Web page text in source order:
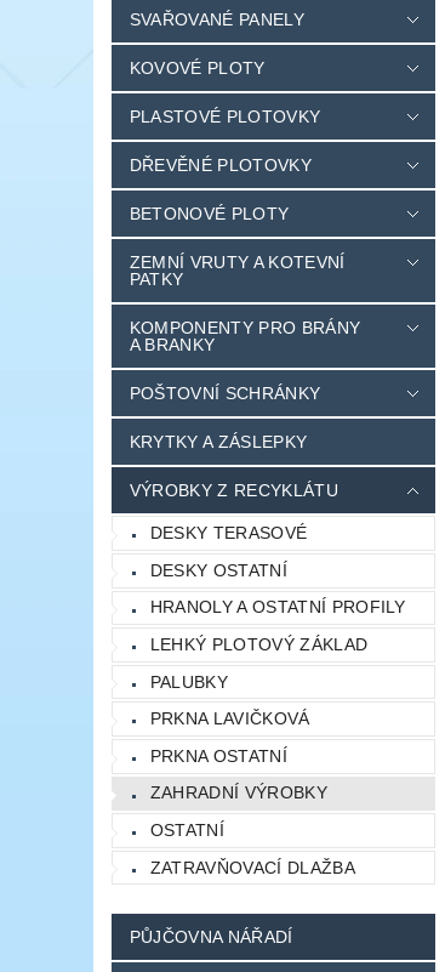
SVAŘOVANÉ PANELY
KOVOVÉ PLOTY
PLASTOVÉ PLOTOVKY
DŘEVĚNÉ PLOTOVKY
BETONOVÉ PLOTY
ZEMNÍ VRUTY A KOTEVNÍ
PATKY
KOMPONENTY PRO BRÁNY
A BRANKY
POŠTOVNÍ SCHRÁNKY
KRYTKY A ZÁSLEPKY
VÝROBKY Z RECYKLÁTU
DESKY TERASOVÉ
DESKY OSTATNÍ
HRANOLY A OSTATNÍ PROFILY
LEHKÝ PLOTOVÝ ZÁKLAD
PALUBKY
PRKNA LAVIČKOVÁ
PRKNA OSTATNÍ
ZAHRADNÍ VÝROBKY
OSTATNÍ
ZATRAVŇOVACÍ DLAŽBA
PŮJČOVNA NÁŘADÍ